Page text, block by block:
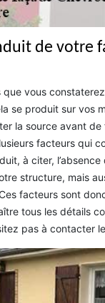
de votre
que vous
se produit sur vos
la source avant
facteurs qui
à citer,
structure, mais
facteurs sont
tous les détails
pas à contacter